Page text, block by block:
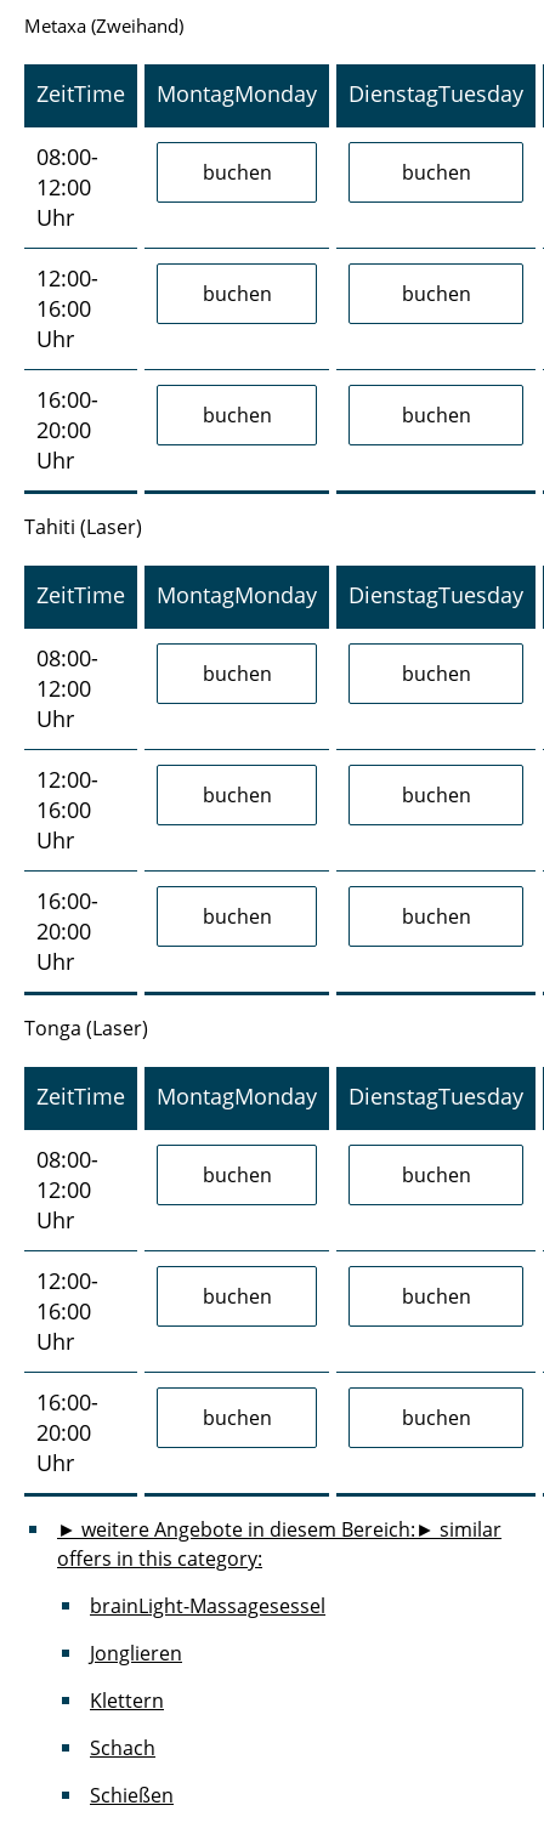
Metaxa (Zweihand)
ZeitTime MontagMonday DienstagTuesday
08:00-
12:00
Uhr
12:00-
16:00
Uhr
16:00-
20:00
Uhr
Tahiti (Laser)
ZeitTime MontagMonday DienstagTuesday
08:00-
12:00
Uhr
12:00-
16:00
Uhr
16:00-
20:00
Uhr
Tonga (Laser)
ZeitTime MontagMonday DienstagTuesday
08:00-
12:00
Uhr
12:00-
16:00
Uhr
16:00-
20:00
Uhr
► weitere Angebote in diesem Bereich:► similar
offers in this category:
brainLight-Massagesessel
Jonglieren
Klettern
Schach
Schießen